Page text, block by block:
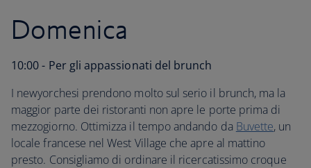
Domenica
10:00 - Per gli appassionati del brunch
I newyorchesi prendono molto sul serio il brunch, ma la
maggior parte dei ristoranti non apre le porte prima di
mezzogiorno. Ottimizza il tempo andando da Buvette, un
locale francese nel West Village che apre al mattino
presto. Consigliamo di ordinare il ricercatissimo croque